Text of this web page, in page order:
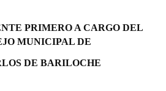
PRIMERO A CARGO DEL
MUNICIPAL DE
DE BARILOCHE